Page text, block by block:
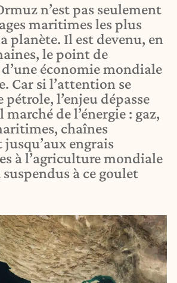
n’est pas seulement
maritimes les plus
planète. Il est devenu, en
le point de
économie mondiale
Car si l’attention se
pétrole, l’enjeu dépasse
de l’énergie : gaz,
chaînes
engrais
à l’agriculture mondiale
à ce goulet